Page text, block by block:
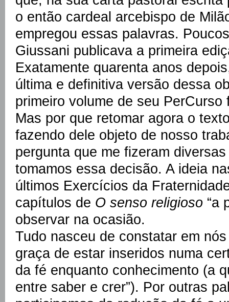
o então cardeal arcebispo de
empregou essas palavras.
Giussani publicava a primeira
Exatamente quarenta anos
última e definitiva versão dessa
primeiro volume de seu PerCurso
Mas por que retomar agora o
fazendo dele objeto de nosso
pergunta que me fizeram
tomamos essa decisão. A ideia
últimos Exercícios da
capítulos de O senso religioso “a
observar na ocasião.
Tudo nasceu de constatar em
graça de estar inseridos numa
da fé enquanto conhecimento (a
entre saber e crer”). Por outras